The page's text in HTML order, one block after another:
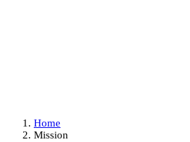
Home
Mission